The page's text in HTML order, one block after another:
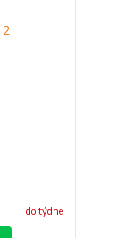
do týdne